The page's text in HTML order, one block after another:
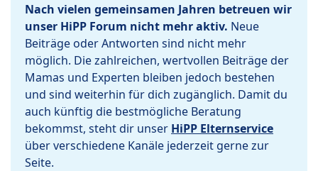
Nach vielen gemeinsamen Jahren betreuen wir
unser HiPP Forum nicht mehr aktiv. Neue
Beiträge oder Antworten sind nicht mehr
möglich. Die zahlreichen, wertvollen Beiträge der
Mamas und Experten bleiben jedoch bestehen
und sind weiterhin für dich zugänglich. Damit du
auch künftig die bestmögliche Beratung
bekommst, steht dir unser HiPP Elternservice
über verschiedene Kanäle jederzeit gerne zur
Seite.